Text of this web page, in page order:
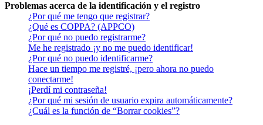
Problemas acerca de la identificación y el registro
¿Por qué me tengo que registrar?
¿Qué es COPPA? (APPCO)
¿Por qué no puedo registrarme?
Me he registrado ¡y no me puedo identificar!
¿Por qué no puedo identificarme?
Hace un tiempo me registré, ¡pero ahora no puedo
conectarme!
¡Perdí mi contraseña!
¿Por qué mi sesión de usuario expira automáticamente?
¿Cuál es la función de “Borrar cookies”?